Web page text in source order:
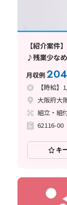
【紹介案件
♪残業少な
月収例
【時給】
大阪府大
組立・組
62116-00
キ